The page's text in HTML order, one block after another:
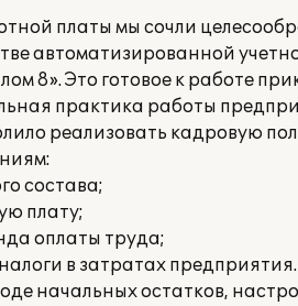
платы мы сочли
автоматизированной
8». Это готовое к работе
практика работы
реализовать кадровую
состава;
плату;
оплаты труда;
в затратах предприятия.
начальных остатков,